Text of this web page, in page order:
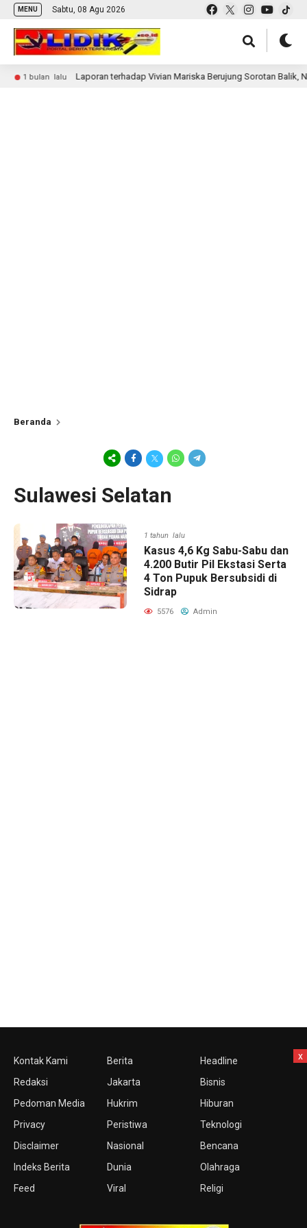
MENU Sabtu, 08 Agu 2026
1 bulan lalu Laporan terhadap Vivian Mariska Berujung Sorotan Balik,
Beranda
Sulawesi Selatan
1 tahun lalu
Kasus 4,6 Kg Sabu-Sabu dan
4.200 Butir Pil Ekstasi Serta
4 Ton Pupuk Bersubsidi di
Sidrap
5576 Admin
Kontak Kami
Redaksi
Pedoman Media
Privacy
Disclaimer
Indeks Berita
Feed
Berita
Jakarta
Hukrim
Peristiwa
Nasional
Dunia
Viral
Headline
Bisnis
Hiburan
Teknologi
Bencana
Olahraga
Religi
x